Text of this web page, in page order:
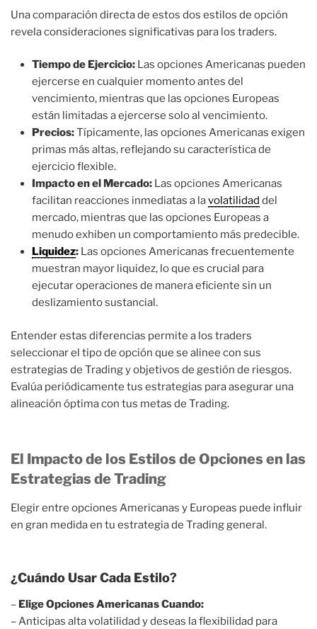
Una comparación directa de estos dos estilos de opción
revela consideraciones significativas para los traders.
Tiempo de Ejercicio: Las opciones Americanas pueden
ejercerse en cualquier momento antes del
vencimiento, mientras que las opciones Europeas
están limitadas a ejercerse solo al vencimiento.
Precios:Típicamente, las opciones Americanas exigen
primas más altas, reflejando su característica de
ejercicio flexible.
Impacto en el Mercado: Las opciones Americanas
facilitan reacciones inmediatas a lavolatilidad del
mercado, mientras que las opciones Europeas a
menudo exhiben un comportamiento más predecible.
Liquidez: Las opciones Americanas frecuentemente
muestran mayor liquidez, lo que es crucial para
ejecutar operaciones de manera eficiente sin un
deslizamiento sustancial.
Entender estas diferencias permite a los traders
seleccionar el tipo de opción que se alinee con sus
estrategias de Trading y objetivos de gestión de riesgos.
Evalúa periódicamente tus estrategias para asegurar una
alineación óptima con tus metas de Trading.
El Impacto de los Estilos de Opciones en las
Estrategias de Trading
Elegir entre opciones Americanas y Europeas puede influir
en gran medida en tu estrategia de Trading general.
¿Cuándo Usar Cada Estilo?
– Elige Opciones Americanas Cuando:
– Anticipas alta volatilidad y deseas la flexibilidad para